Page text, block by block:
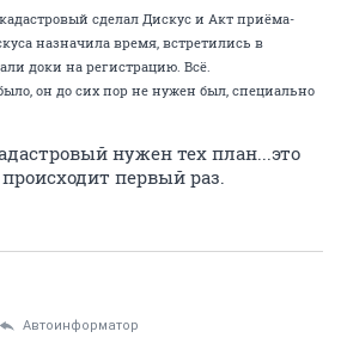
сделал Дискус и Акт приёма-
назначила время, встретились в
доки на регистрацию. Всё.
он до сих пор не нужен был, специально
нужен тех план...это
первый раз.
Автоинформатор